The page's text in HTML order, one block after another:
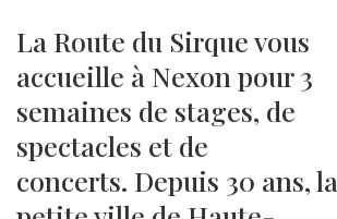
La Route du Sirque vous
accueille à Nexon pour 3
semaines de stages, de
spectacles et de
concerts. Depuis 30 ans, la